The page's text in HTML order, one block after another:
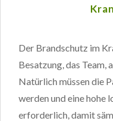
Der Brandschutz im
Besatzung, das
Natürlich müssen die
werden und eine hohe
erforderlich, damit